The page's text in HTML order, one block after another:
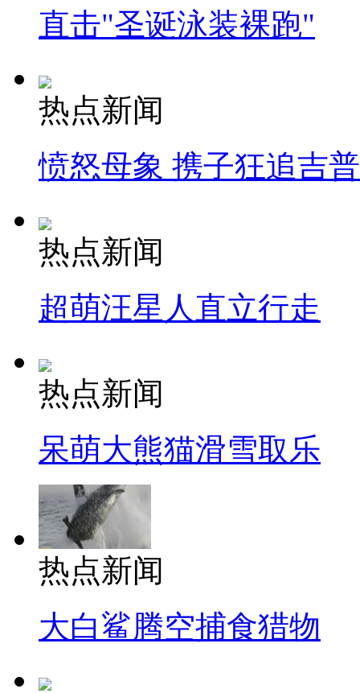
直击"圣诞泳装裸跑"
热点新闻
愤怒母象 携子狂追吉
热点新闻
超萌汪星人直立行走
热点新闻
呆萌大熊猫滑雪取乐
热点新闻
大白鲨腾空捕食猎物